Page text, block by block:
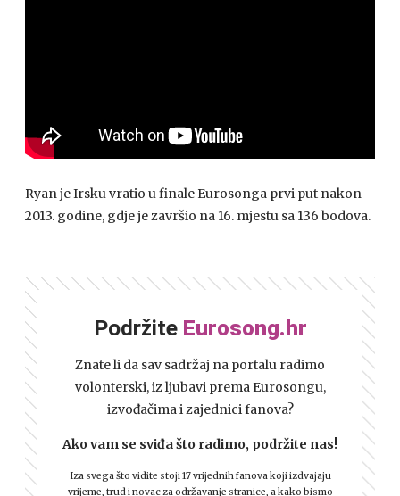
Ryan je Irsku vratio u finale Eurosonga prvi put nakon
2013. godine, gdje je završio na 16. mjestu sa 136 bodova.
Podržite Eurosong.hr
Znate li da sav sadržaj na portalu radimo
volonterski, iz ljubavi prema Eurosongu,
izvođačima i zajednici fanova?
Ako vam se sviđa što radimo, podržite nas!
Iza svega što vidite stoji 17 vrijednih fanova koji izdvajaju
vrijeme, trud i novac za održavanje stranice, a kako bismo